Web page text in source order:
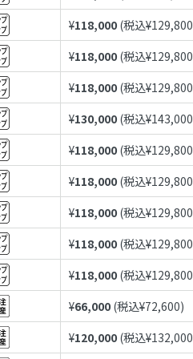
¥118,000 (税込¥129,800
¥118,000 (税込¥129,800
¥118,000 (税込¥129,800
¥130,000 (税込¥143,000
¥118,000 (税込¥129,800
¥118,000 (税込¥129,800
¥118,000 (税込¥129,800
¥118,000 (税込¥129,800
¥118,000 (税込¥129,800
¥66,000 (税込¥72,600)
¥120,000 (税込¥132,000